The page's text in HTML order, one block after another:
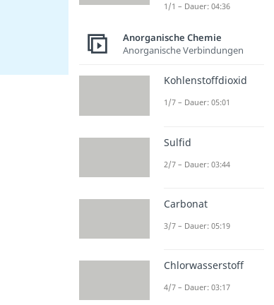
1/1 – Dauer: 04:36
Anorganische Chemie
Anorganische Verbindungen
Kohlenstoffdioxid
1/7 – Dauer: 05:01
Sulfid
2/7 – Dauer: 03:44
Carbonat
3/7 – Dauer: 05:19
Chlorwasserstoff
4/7 – Dauer: 03:17